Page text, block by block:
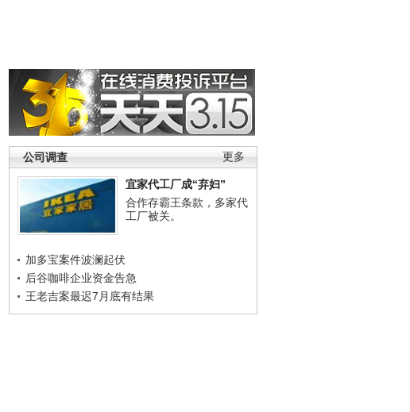
更多
公司调查
宜家代工厂成“弃妇”
合作存霸王条款，多家代
工厂被关。
加多宝案件波澜起伏
后谷咖啡企业资金告急
王老吉案最迟7月底有结果